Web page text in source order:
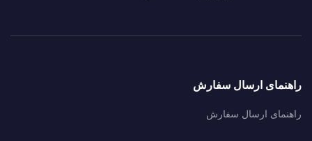
راهنمای ارسال سفارش
راهنمای ارسال سفارش